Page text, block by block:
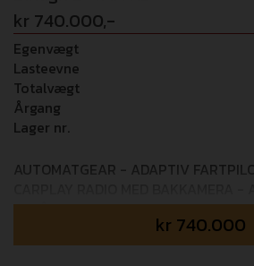
kr 740.000,-
Egenvægt
Lasteevne
Totalvægt
Årgang
Lager nr.
AUTOMATGEAR - ADAPTIV
HELÅRSDÆK Mulighed for tilkøb af
garanti (i alt 5 års garanti) - 14.995,-
er inkluderet i prisen: PACK LIGHT
kr 740.000